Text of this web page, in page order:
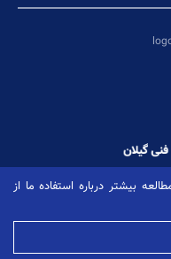
بیشتر درباره استفاده ما از